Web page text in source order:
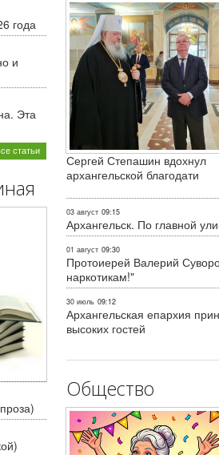
года
и
Эта
статьи
Сергей Степашин вдохнул
архангельской благодати
03 август 09:15
Архангельск. По главной
01 август 09:30
Протоиерей Валерий
наркотикам!"
30 июль 09:12
Архангельская епархия
высоких гостей
Общество